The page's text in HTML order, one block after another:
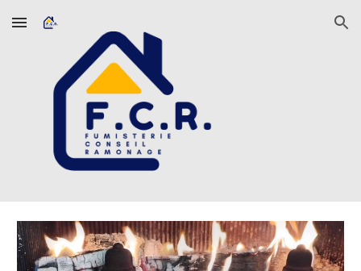
Skip to main content Skip to navigation